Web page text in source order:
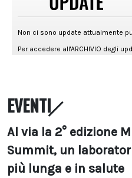
EVENTI
Al via la 2° edizione
Summit, un
più lunga e in salute